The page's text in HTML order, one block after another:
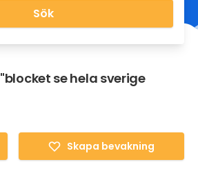
Sök
"blocket se hela sverige
Skapa bevakning